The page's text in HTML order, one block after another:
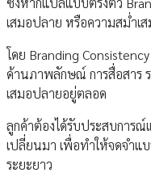
เสมอปลาย หรือความสม่ำเ
โดย Branding
ด้านภาพลักษณ์ การสื่อสาร
เสมอปลายอยู่ตลอด
ลูกค้าต้องได้รับประสบการ
เปลี่ยนมา เพื่อทำให้จดจำแ
ระยะยาว